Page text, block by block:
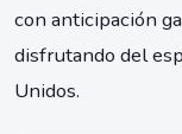
con anticipación
disfrutando del
Unidos.